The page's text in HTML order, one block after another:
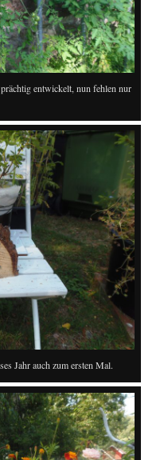
entwickelt, nun fehlen nur
Jahr auch zum ersten Mal.